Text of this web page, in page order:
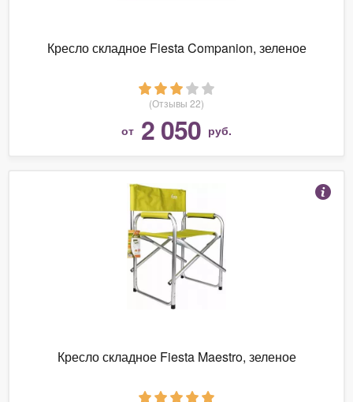
Кресло складное Fiesta Companion, зеленое
(Отзывы 22)
от 2 050 руб.
Кресло складное Fiesta Maestro, зеленое